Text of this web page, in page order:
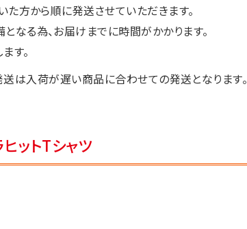
方から順に発送させていただきます。
る為、お届けまでに時間がかかります。
す。
は入荷が遅い商品に合わせての発送となります。
ットTシャツ